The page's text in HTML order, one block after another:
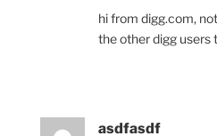
hi from digg.com,
the other digg users
asdfasdf